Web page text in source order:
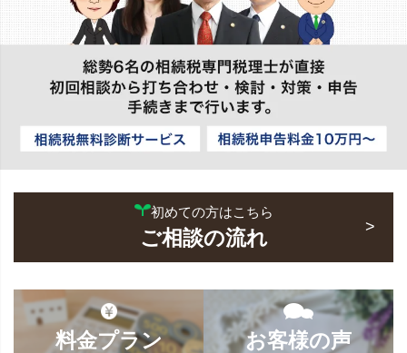
初めての方はこちら
ご相談の流れ
料金プラン お客様の声